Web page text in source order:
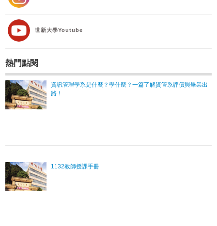
世新大學Youtube
熱門點閱
資訊管理學系是什麼？學什麼？一篇了解資管系評價與畢業出
路！
1132教師授課手冊